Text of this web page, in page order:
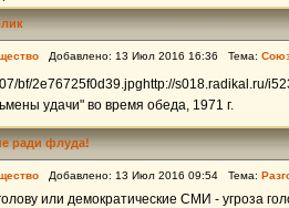
Добавлено: 13 Июл 2016 16:36 Тема:
bf/2e76725f0d39.jpghttp://s018.radikal.ru/
удачи" во время обеда, 1971 г.
ради флуда!
Добавлено: 13 Июл 2016 09:54 Тема:
или демократические СМИ - угроза